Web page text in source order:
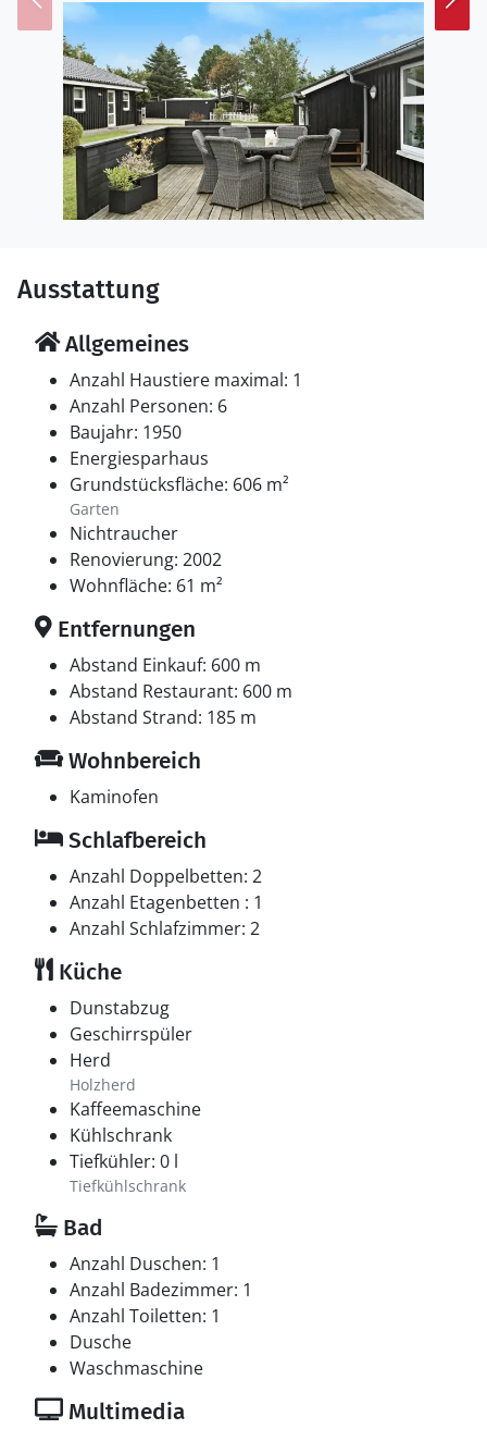
wenige Gehminuten entfernt. Verbringen Sie sonnige
Tage am Strand, schwimmen Sie im klaren Wasser
oder machen Sie einen erholsamen Spaziergang
entlang der Küste.
Ausstattung
Allgemeines
Anzahl Haustiere maximal: 1
Anzahl Personen: 6
Baujahr: 1950
Energiesparhaus
Grundstücksfläche: 606 m²
Garten
Nichtraucher
Renovierung: 2002
Wohnfläche: 61 m²
Entfernungen
Abstand Einkauf: 600 m
Abstand Restaurant: 600 m
Abstand Strand: 185 m
Wohnbereich
Kaminofen
Schlafbereich
Anzahl Doppelbetten: 2
Anzahl Etagenbetten : 1
Anzahl Schlafzimmer: 2
Küche
Dunstabzug
Geschirrspüler
Herd
Holzherd
Kaffeemaschine
Kühlschrank
Tiefkühler: 0 l
Tiefkühlschrank
Bad
Anzahl Duschen: 1
Anzahl Badezimmer: 1
Anzahl Toiletten: 1
Dusche
Waschmaschine
Multimedia